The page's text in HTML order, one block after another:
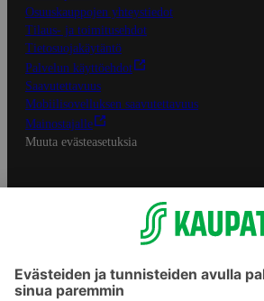
Osuuskauppojen yhteystiedot
Tilaus- ja toimitusehdot
Tietosuojakäytäntö
Palvelun käyttöehdot
Saavutettavuus
Mobiilisovelluksen saavutettavuus
Mainostajalle
Muuta evästeasetuksia
S-ryhmän palvelut
Asiakasomistajuus